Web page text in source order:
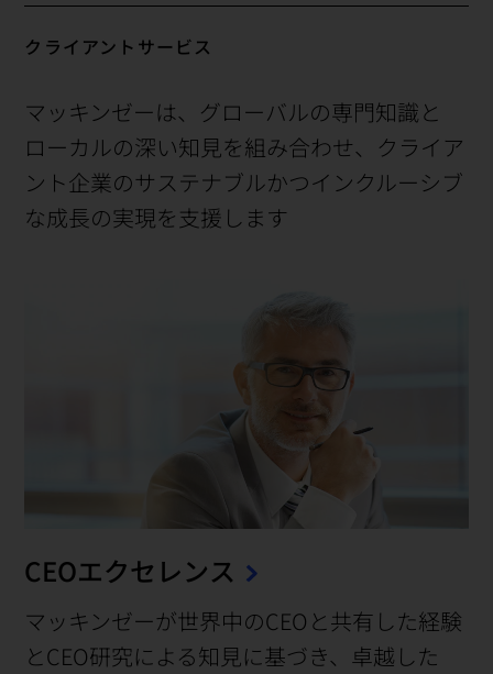
クライアントサービス
マッキンゼーは、グローバルの専⁠門知⁠識と
ロ⁠ー⁠カ⁠ルの深い知⁠見を組み合わせ、クライア
ント企業のサステナブルかつインクルーシブ
な成長の実現を支援します
CEOエクセレンス
マッキンゼーが世界中のCEOと共有した経験
とCEO研究による知見に基づき、卓越した